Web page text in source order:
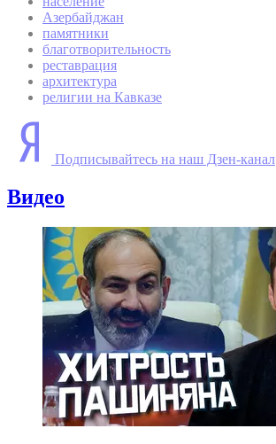
Азербайджан
памятники
благотворительность
реставрация
архитектура
религии на Кавказе
Подписывайтесь на наш Дзен-канал
Видео